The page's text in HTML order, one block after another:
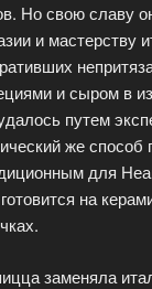
Но свою славу
и мастерству
и сыром в
путем
же способ
для
на
заменяла